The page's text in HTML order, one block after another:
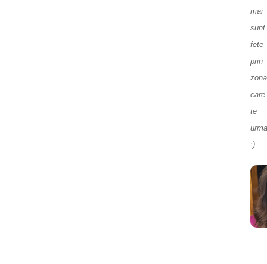
mai
sunt
fete
prin
zona
care
te
:)